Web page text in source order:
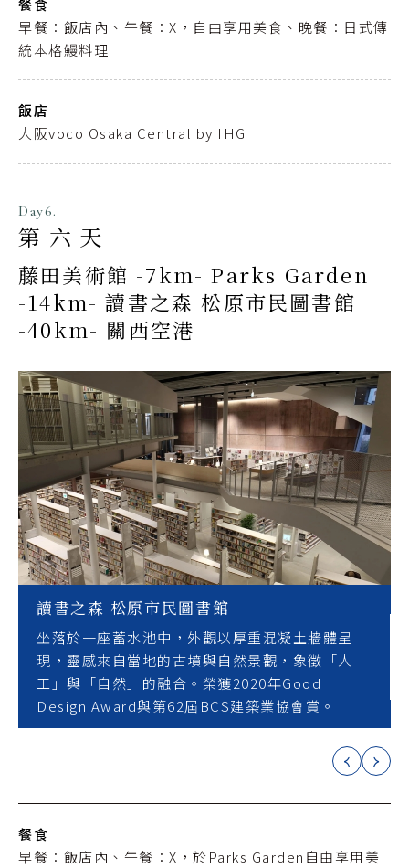
餐食
早餐：飯店內、午餐：X，自由享用美食、晚餐：日式傳
統本格鰻料理
飯店
大阪voco Osaka Central by IHG
Day6.
第六天
藤田美術館 -7km- Parks Garden
-14km- 讀書之森 松原市民圖書館
-40km- 關西空港
讀書之森 松原市民圖書館
坐落於一座蓄水池中，外觀以厚重混凝土牆體呈
現，靈感來自當地的古墳與自然景觀，象徵「人
工」與「自然」的融合。榮獲2020年Good
Design Award與第62屆BCS建築業協會賞。
餐食
早餐：飯店內、午餐：X，於Parks Garden自由享用美